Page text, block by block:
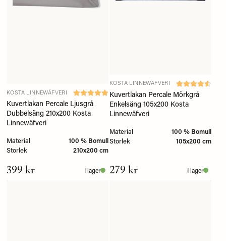
KOSTA LINNEWÄFVERI
Kuvertlakan Percale Ljusgrå
Dubbelsäng 210x200 Kosta
Linnewäfveri
Material
100 % Bomull
Storlek
210x200 cm
399 kr I lager
KOSTA LINNEWÄFVERI
Kuvertlakan Percale Mörkgrå
Enkelsäng 105x200 Kosta
Linnewäfveri
Material
100 % Bomull
Storlek
105x200 cm
279 kr I lager